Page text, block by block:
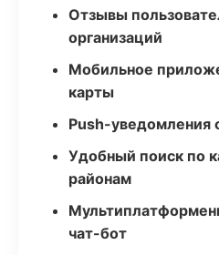
Отзывы
организаций
Мобильное
карты
Push-уведомления
Удобный поиск по
районам
чат-бот